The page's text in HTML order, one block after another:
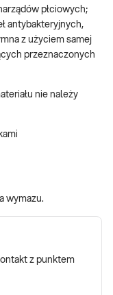
jest dla
niepokojące
umożliwia
wczesnej fazie
ona bezobjawowo.
mężczyzny
– badanie dla kobiet
posiewów
i czułą
są cząsteczki
w układzie
płciowych;
antybakteryjnych,
z użyciem samej
przeznaczonych
nie należy
wymazu.
z punktem